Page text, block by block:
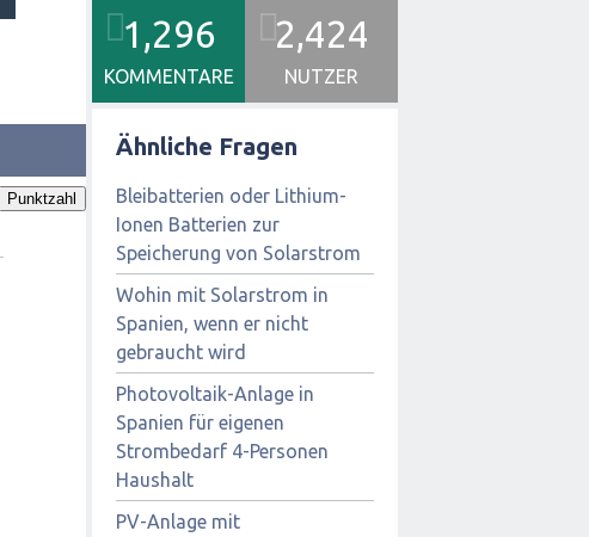
Punktzahl
1,296
KOMMENTARE
2,424
NUTZER
Ähnliche Fragen
Bleibatterien oder Lithium-
Ionen Batterien zur
Speicherung von Solarstrom
Wohin mit Solarstrom in
Spanien, wenn er nicht
gebraucht wird
Photovoltaik-Anlage in
Spanien für eigenen
Strombedarf 4-Personen
Haushalt
PV-Anlage mit